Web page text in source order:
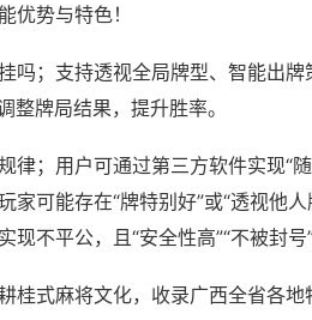
优势与特色！
吗；支持透视全局牌型、智能出
整牌局结果，提升胜率。
律；用户可通过第三方软件实现“
家可能存在“牌特别好”或“透视他
现不平公，且“安全性高”“不被封号”
桂式麻将文化，收录广西全省各